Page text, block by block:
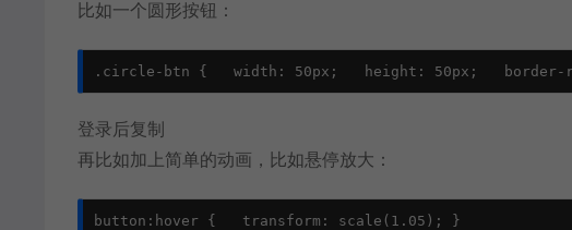
比如一个圆形按钮：
.circle-btn {   width: 50px;   height: 50px;
登录后复制
再比如加上简单的动画，比如悬停放大：
button:hover {   transform: scale(1.05); }